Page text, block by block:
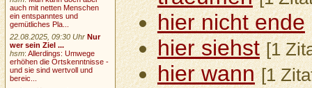
hier nicht ende
hier siehst [1
hier wann [1
auch mit netten Menschen
ein entspanntes und
gemütliches Pla...
22.08.2025, 09:30 Uhr Nur
wer sein Ziel ...
hsm:Allerdings: Umwege
erhöhen die Ortskenntnisse -
und sie sind wertvoll und
bereic...